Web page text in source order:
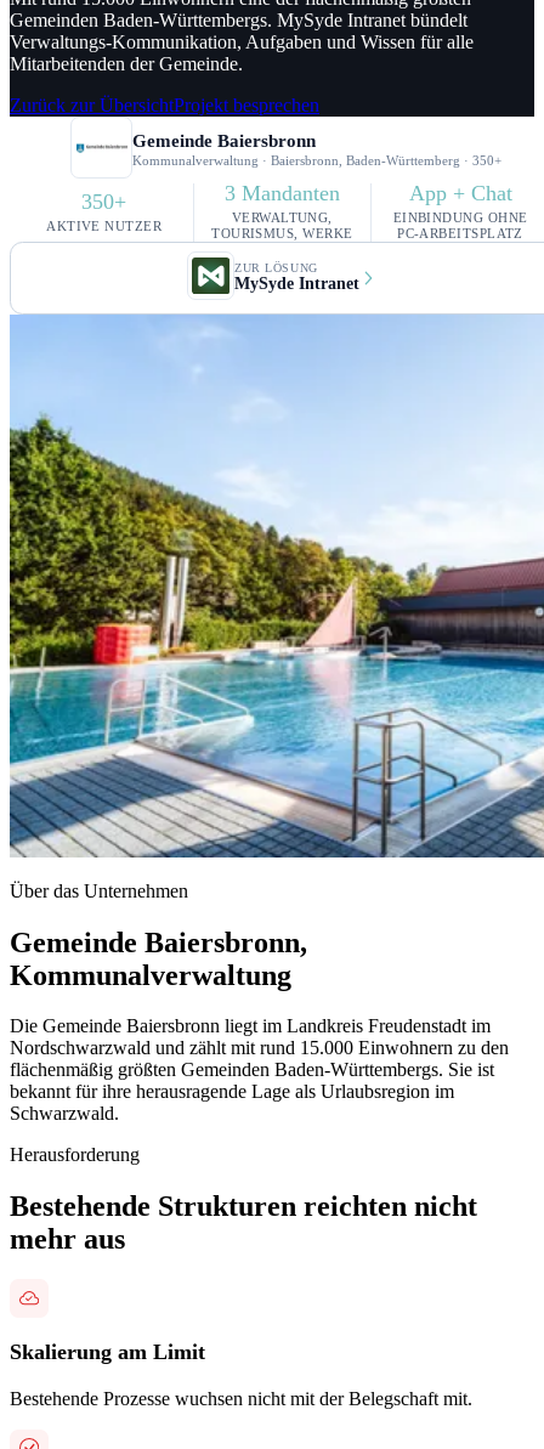
Gemeinden Baden-Württembergs. MySyde Intranet bündelt
Verwaltungs-Kommunikation, Aufgaben und Wissen für alle
Mitarbeitenden der Gemeinde.
Zurück zur ÜbersichtProjekt besprechen
Gemeinde Baiersbronn
Kommunalverwaltung · Baiersbronn, Baden-Württemberg · 350+
350+
AKTIVE NUTZER
3 Mandanten
VERWALTUNG,
TOURISMUS, WERKE
App + Chat
EINBINDUNG OHNE
PC-ARBEITSPLATZ
ZUR LÖSUNG
MySyde Intranet
Über das Unternehmen
Gemeinde Baiersbronn,
Kommunalverwaltung
Die Gemeinde Baiersbronn liegt im Landkreis Freudenstadt im
Nordschwarzwald und zählt mit rund 15.000 Einwohnern zu den
flächenmäßig größten Gemeinden Baden-Württembergs. Sie ist
bekannt für ihre herausragende Lage als Urlaubsregion im
Schwarzwald.
Herausforderung
Bestehende Strukturen reichten nicht
mehr aus
Skalierung am Limit
Bestehende Prozesse wuchsen nicht mit der Belegschaft mit.